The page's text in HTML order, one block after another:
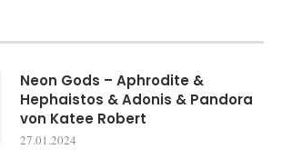
Neon Gods – Aphrodite &
Hephaistos & Adonis & Pandora
von Katee Robert
27.01.2024